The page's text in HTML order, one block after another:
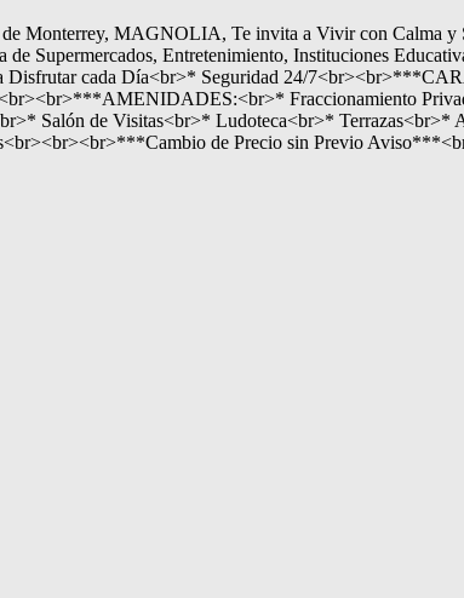
Monterrey, MAGNOLIA, Te invita a Vivir con Calma y
Supermercados, Entretenimiento, Instituciones
Disfrutar cada Día<br>* Seguridad 24/
Fraccionamiento
Salón de Visitas<br>* Ludoteca<br>* Terrazas<br>*
de Precio sin Previo